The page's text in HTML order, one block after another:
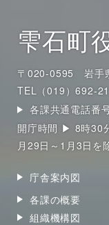
雫石町
〒020-0595 岩手
TEL（019）692-
各課共通電話番
開庁時間 ▶ 8時30
月29日～1月3日を
庁舎案内図
各課の概要
組織機構図